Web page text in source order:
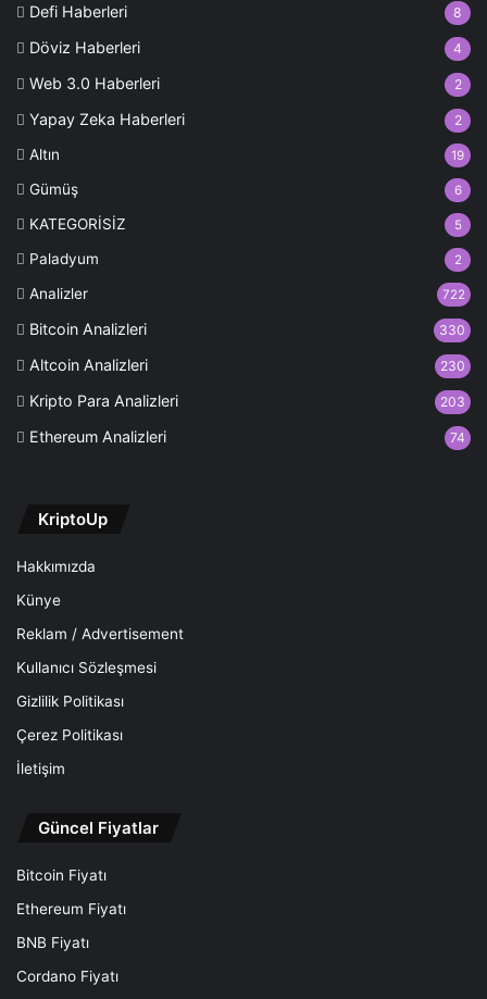
Defi Haberleri 8
Döviz Haberleri 4
Web 3.0 Haberleri 2
Yapay Zeka Haberleri 2
Altın 19
Gümüş 6
KATEGORİSİZ 5
Paladyum 2
Analizler 722
Bitcoin Analizleri 330
Altcoin Analizleri 230
Kripto Para Analizleri 203
Ethereum Analizleri 74
KriptoUp
Hakkımızda
Künye
Reklam / Advertisement
Kullanıcı Sözleşmesi
Gizlilik Politikası
Çerez Politikası
İletişim
Güncel Fiyatlar
Bitcoin Fiyatı
Ethereum Fiyatı
BNB Fiyatı
Cordano Fiyatı